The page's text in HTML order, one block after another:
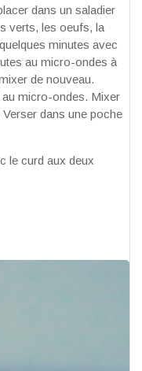
dans un saladier
verts, les oeufs, la
minutes avec
au micro-ondes à
de nouveau.
micro-ondes. Mixer
dans une poche
le curd aux deux